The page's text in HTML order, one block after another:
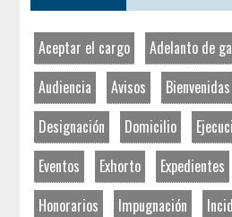
Aceptar el cargo Adelanto de
Audiencia
Avisos Bienvenidas
Designación
Domicilio
Eventos
Exhorto Expedientes
Honorarios
Impugnación